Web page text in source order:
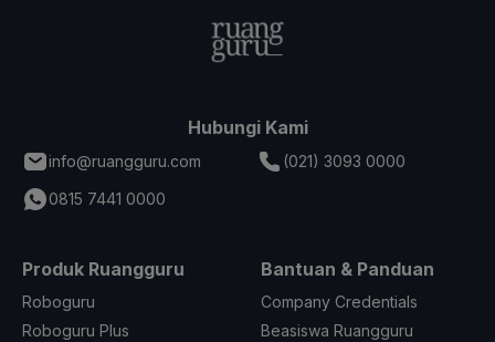
Hubungi Kami
info@ruangguru.com
(021) 3093 0000
0815 7441 0000
Produk Ruangguru
Roboguru
Roboguru Plus
Bantuan & Panduan
Company Credentials
Beasiswa Ruangguru